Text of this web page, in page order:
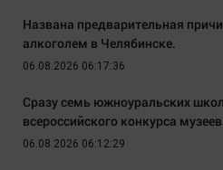
Названа предварительная
алкоголем в Челябинске.
06.08.2026 06:17:36
Сразу семь южноуральских
всероссийского конкурса
06.08.2026 06:12:29